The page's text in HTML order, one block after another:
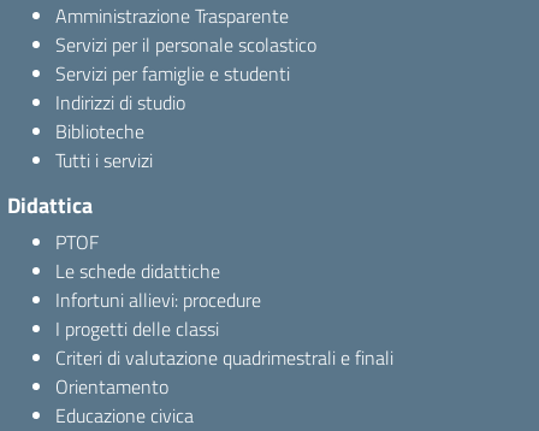
Amministrazione Trasparente
Servizi per il personale scolastico
Servizi per famiglie e studenti
Indirizzi di studio
Biblioteche
Tutti i servizi
Didattica
PTOF
Le schede didattiche
Infortuni allievi: procedure
I progetti delle classi
Criteri di valutazione quadrimestrali e finali
Orientamento
Educazione civica